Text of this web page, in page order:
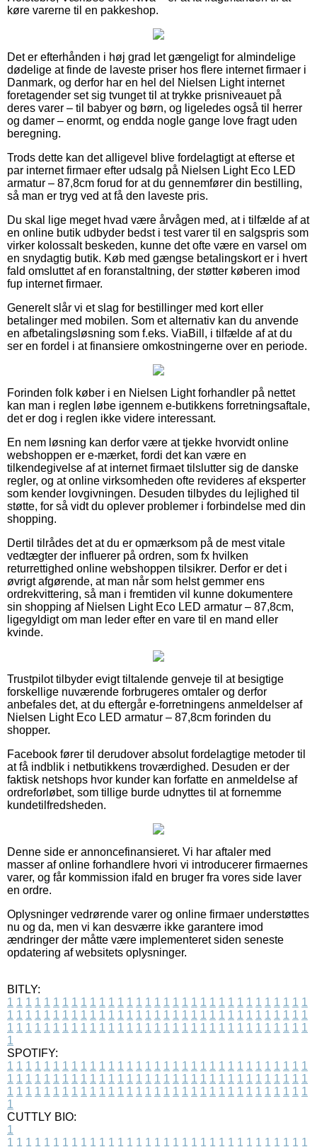
køre varerne til en pakkeshop.
Det er efterhånden i høj grad let gængeligt for almindelige
dødelige at finde de laveste priser hos flere internet firmaer i
Danmark, og derfor har en hel del Nielsen Light internet
foretagender set sig tvunget til at trykke prisniveauet på
deres varer – til babyer og børn, og ligeledes også til herrer
og damer – enormt, og endda nogle gange love fragt uden
beregning.
Trods dette kan det alligevel blive fordelagtigt at efterse et
par internet firmaer efter udsalg på Nielsen Light Eco LED
armatur – 87,8cm forud for at du gennemfører din bestilling,
så man er tryg ved at få den laveste pris.
Du skal lige meget hvad være årvågen med, at i tilfælde af at
en online butik udbyder bedst i test varer til en salgspris som
virker kolossalt beskeden, kunne det ofte være en varsel om
en snydagtig butik. Køb med gængse betalingskort er i hvert
fald omsluttet af en foranstaltning, der støtter køberen imod
fup internet firmaer.
Generelt slår vi et slag for bestillinger med kort eller
betalinger med mobilen. Som et alternativ kan du anvende
en afbetalingsløsning som f.eks. ViaBill, i tilfælde af at du
ser en fordel i at finansiere omkostningerne over en periode.
Forinden folk køber i en Nielsen Light forhandler på nettet
kan man i reglen løbe igennem e-butikkens forretningsaftale,
det er dog i reglen ikke videre interessant.
En nem løsning kan derfor være at tjekke hvorvidt online
webshoppen er e-mærket, fordi det kan være en
tilkendegivelse af at internet firmaet tilslutter sig de danske
regler, og at online virksomheden ofte revideres af eksperter
som kender lovgivningen. Desuden tilbydes du lejlighed til
støtte, for så vidt du oplever problemer i forbindelse med din
shopping.
Dertil tilrådes det at du er opmærksom på de mest vitale
vedtægter der influerer på ordren, som fx hvilken
returrettighed online webshoppen tilsikrer. Derfor er det i
øvrigt afgørende, at man når som helst gemmer ens
ordrekvittering, så man i fremtiden vil kunne dokumentere
sin shopping af Nielsen Light Eco LED armatur – 87,8cm,
ligegyldigt om man leder efter en vare til en mand eller
kvinde.
Trustpilot tilbyder evigt tiltalende genveje til at besigtige
forskellige nuværende forbrugeres omtaler og derfor
anbefales det, at du eftergår e-forretningens anmeldelser af
Nielsen Light Eco LED armatur – 87,8cm forinden du
shopper.
Facebook fører til derudover absolut fordelagtige metoder til
at få indblik i netbutikkens troværdighed. Desuden er der
faktisk netshops hvor kunder kan forfatte en anmeldelse af
ordreforløbet, som tillige burde udnyttes til at fornemme
kundetilfredsheden.
Denne side er annoncefinansieret. Vi har aftaler med
masser af online forhandlere hvori vi introducerer firmaernes
varer, og får kommission ifald en bruger fra vores side laver
en ordre.
Oplysninger vedrørende varer og online firmaer understøttes
nu og da, men vi kan desværre ikke garantere imod
ændringer der måtte være implementeret siden seneste
opdatering af websitets oplysninger.
BITLY:
1 1 1 1 1 1 1 1 1 1 1 1 1 1 1 1 1 1 1 1 1 1 1 1 1 1 1 1 1 1 1 1 1
1 1 1 1 1 1 1 1 1 1 1 1 1 1 1 1 1 1 1 1 1 1 1 1 1 1 1 1 1 1 1 1 1
1 1 1 1 1 1 1 1 1 1 1 1 1 1 1 1 1 1 1 1 1 1 1 1 1 1 1 1 1 1 1 1 1
1
SPOTIFY:
1 1 1 1 1 1 1 1 1 1 1 1 1 1 1 1 1 1 1 1 1 1 1 1 1 1 1 1 1 1 1 1 1
1 1 1 1 1 1 1 1 1 1 1 1 1 1 1 1 1 1 1 1 1 1 1 1 1 1 1 1 1 1 1 1 1
1 1 1 1 1 1 1 1 1 1 1 1 1 1 1 1 1 1 1 1 1 1 1 1 1 1 1 1 1 1 1 1 1
1
CUTTLY BIO:
1
1 1 1 1 1 1 1 1 1 1 1 1 1 1 1 1 1 1 1 1 1 1 1 1 1 1 1 1 1 1 1 1 1